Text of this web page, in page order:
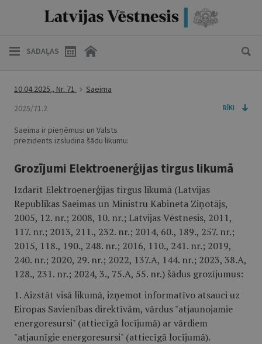
SADAĻAS
10.04.2025., Nr. 71
Saeima
2025/71.2
RĪKI
Saeima ir pieņēmusi un Valsts
prezidents izsludina šādu likumu:
Grozījumi Elektroenerģijas tirgus likumā
Izdarīt Elektroenerģijas tirgus likumā (Latvijas
Republikas Saeimas un Ministru Kabineta Ziņotājs,
2005, 12. nr.; 2008, 10. nr.; Latvijas Vēstnesis, 2011,
117. nr.; 2013, 211., 232. nr.; 2014, 60., 189., 257. nr.;
2015, 118., 190., 248. nr.; 2016, 110., 241. nr.; 2019,
240. nr.; 2020, 29. nr.; 2022, 137.A, 144. nr.; 2023, 38.A,
128., 231. nr.; 2024, 3., 75.A, 55. nr.) šādus grozījumus:
1. Aizstāt visā likumā, izņemot informatīvo atsauci uz
Eiropas Savienības direktīvām, vārdus "atjaunojamie
energoresursi" (attiecīgā locījumā) ar vārdiem
"atjaunīgie energoresursi" (attiecīgā locījumā).